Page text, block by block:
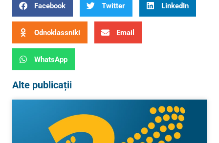
Facebook Twitter LinkedIn
Odnoklassniki Email
WhatsApp
Alte publicații